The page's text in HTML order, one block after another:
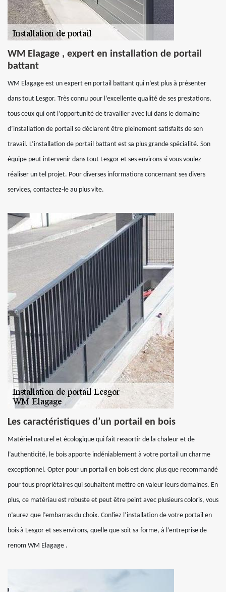
WM Elagage , expert en installation de portail
battant
WM Elagage est un expert en portail battant qui n’est plus à présenter
dans tout Lesgor. Très connu pour l’excellente qualité de ses prestations,
tous ceux qui ont l’opportunité de travailler avec lui dans le domaine
d’installation de portail se déclarent être pleinement satisfaits de son
travail. L’installation de portail battant est sa plus grande spécialité. Son
équipe peut intervenir dans tout Lesgor et ses environs si vous voulez
réaliser un tel projet. Pour diverses informations concernant ses divers
services, contactez-le au plus vite.
Les caractéristiques d’un portail en bois
Matériel naturel et écologique qui fait ressortir de la chaleur et de
l’authenticité, le bois apporte indéniablement à votre portail un charme
exceptionnel. Opter pour un portail en bois est donc plus que recommandé
pour tous propriétaires qui souhaitent mettre en valeur leurs domaines. En
plus, ce matériau est robuste et peut être peint avec plusieurs coloris, vous
n’aurez que l’embarras du choix. Confiez l’installation de votre portail en
bois à Lesgor et ses environs, quelle que soit sa forme, à l’entreprise de
renom WM Elagage .